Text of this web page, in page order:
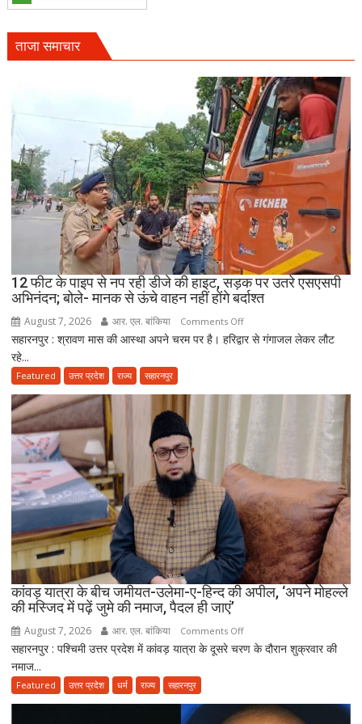
राहुल
ढाका
के
हत्यारों
को
उम्रकैद,
मुकीम
काला
गैंग
दो
शूटरों
पर
75-
का
ताजा समाचार
12 फीट के पाइप से नप रही डीजे की हाइट, सड़क पर उतरे एसएसपी
अभिनंदन; बोले- मानक से ऊंचे वाहन नहीं होंगे बर्दाश्त
August 7, 2026 आर. एल. बांकिया Comments Offon
12
डीजे
की
हाइट,
सड़क
पर
उतरे
एसएसपी
अभिनंदन;
होंगे
सहारनपुर : श्रावण मास की आस्था अपने चरम पर है। हरिद्वार से गंगाजल लेकर लौट
रहे...
Featured उत्तर प्रदेश राज्य सहारनपुर
कांवड़ यात्रा के बीच जमीयत-उलेमा-ए-हिन्द की अपील, ‘अपने मोहल्ले
की मस्जिद में पढ़ें जुमे की नमाज, पैदल ही जाएं’
August 7, 2026 आर. एल. बांकिया Comments Offon
कांवड़
जमीयत-
सहारनपुर : पश्चिमी उत्तर प्रदेश में कांवड़ यात्रा के दूसरे चरण के दौरान शुक्रवार की
नमाज...
Featured उत्तर प्रदेश धर्म राज्य सहारनपुर